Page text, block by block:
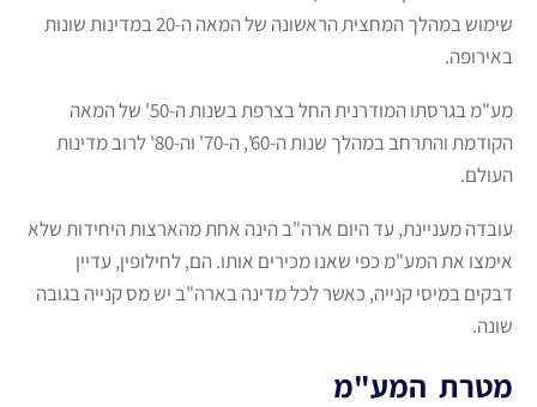
שימוש במהלך המחצית הראשונה של המאה ה-20 במדינות שונות
באירופה.
מע"מ בגרסתו המודרנית החל בצרפת בשנות ה-50' של המאה
הקודמת והתרחב במהלך שנות ה-60', ה-70' וה-80' לרוב מדינות
העולם.
עובדה מעניינת, עד היום ארה"ב הינה אחת מהארצות היחידות שלא
אימצו את המע"מ כפי שאנו מכירים אותו. הם, לחילופין, עדיין
דבקים במיסי קנייה, כאשר לכל מדינה בארה"ב יש מס קנייה בגובה
שונה.
מטרת המע"מ